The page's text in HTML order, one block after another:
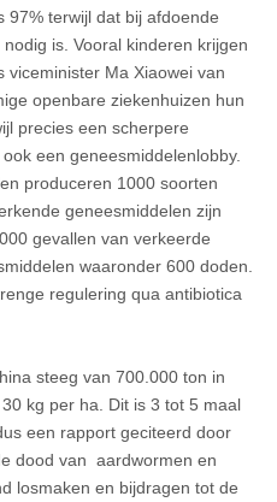
97% terwijl dat bij afdoende
is. Vooral kinderen krijgen
viceminister Ma Xiaowei van
openbare ziekenhuizen hun
precies een scherpere
een geneesmiddelenlobby.
produceren 1000 soorten
geneesmiddelen zijn
gevallen van verkeerde
waaronder 600 doden.
regulering qua antibiotica
steeg van 700.000 ton in
kg per ha. Dit is 3 tot 5 maal
een rapport geciteerd door
dood van aardwormen en
losmaken en bijdragen tot de